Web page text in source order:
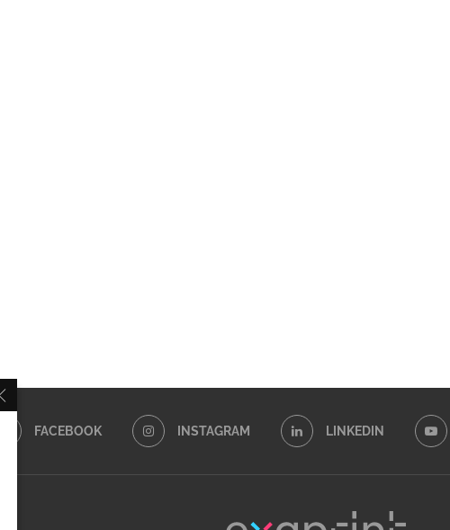
FACEBOOK INSTAGRAM LINKEDIN